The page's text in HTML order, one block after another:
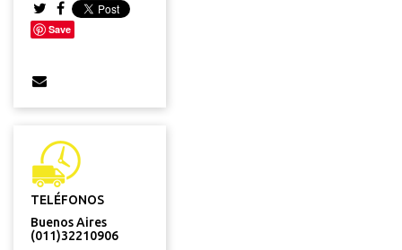
Save
TELÉFONOS
Buenos Aires
(011)32210906